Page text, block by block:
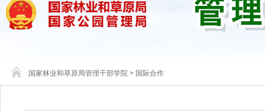
国家林业和草原局管理干部学院 > 国际合作